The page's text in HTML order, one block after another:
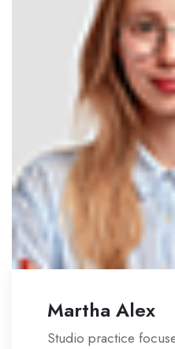
Martha Alex
Studio practice